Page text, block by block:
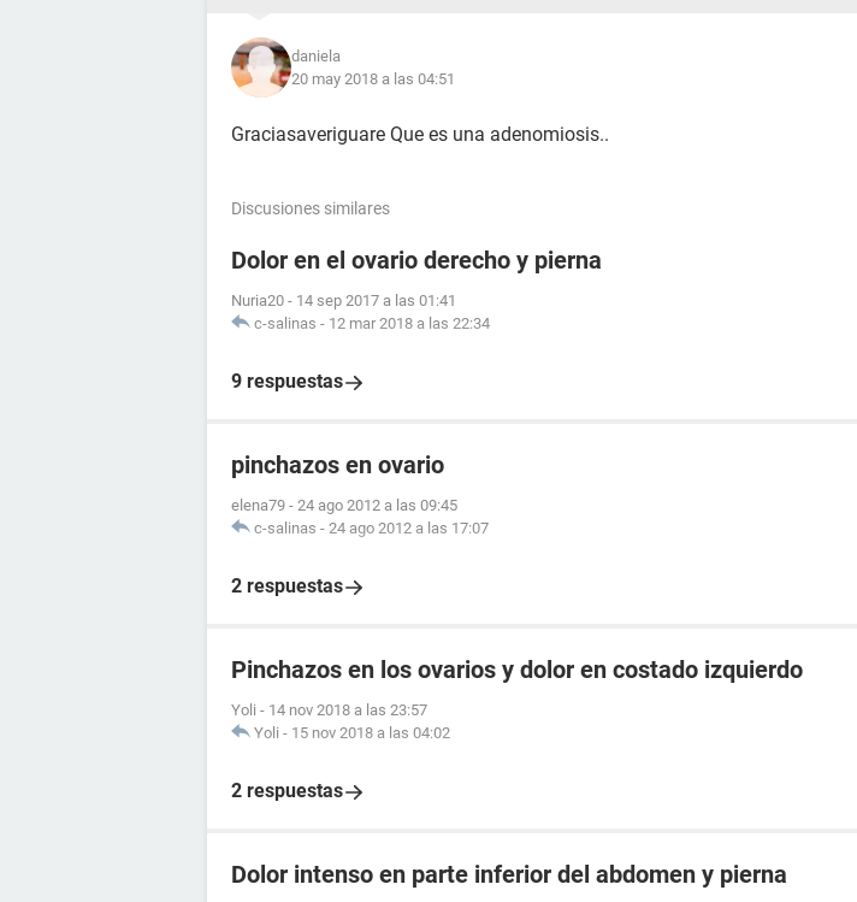
daniela
20 may 2018 a las 04:51
Graciasaveriguare Que es una adenomiosis..
Discusiones similares
Dolor en el ovario derecho y pierna
Nuria20 - 14 sep 2017 a las 01:41
c-salinas - 12 mar 2018 a las 22:34
9 respuestas
pinchazos en ovario
elena79 - 24 ago 2012 a las 09:45
c-salinas - 24 ago 2012 a las 17:07
2 respuestas
Pinchazos en los ovarios y dolor en costado izquierdo
Yoli - 14 nov 2018 a las 23:57
Yoli - 15 nov 2018 a las 04:02
2 respuestas
Dolor intenso en parte inferior del abdomen y pierna